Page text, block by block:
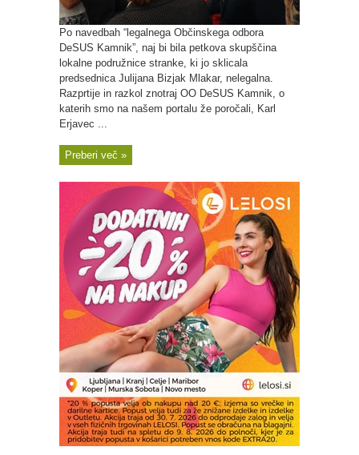
Po navedbah “legalnega Občinskega odbora
DeSUS Kamnik”, naj bi bila petkova skupščina
lokalne podružnice stranke, ki jo sklicala
predsednica Julijana Bizjak Mlakar, nelegalna.
Razprtije in razkol znotraj OO DeSUS Kamnik, o
katerih smo na našem portalu že poročali, Karl
Erjavec ...
Preberi več »